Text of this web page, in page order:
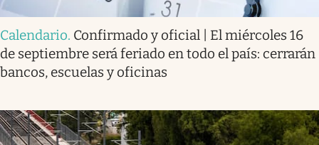
Calendario. Confirmado y oficial | El miércoles 16
de septiembre será feriado en todo el país: cerrarán
bancos, escuelas y oficinas